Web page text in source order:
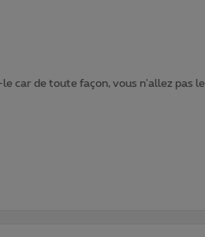
car de toute façon, vous n'allez pas le